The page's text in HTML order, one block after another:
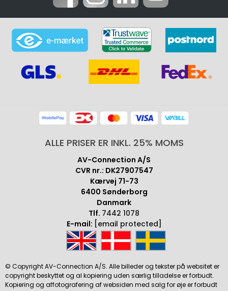
ALLE PRISER ER INKL. 25% MOMS
AV-Connection A/S
CVR nr.: DK27907547
Kærvej 71-73
6400 Sønderborg
Danmark
Tlf. 7442 1078
E-mail: [email protected]
© Copyright AV-Connection A/S. Alle billeder og tekster på websitet er
copyright beskyttet og al kopiering uden særlig tilladelse er forbudt.
Kopiering og affotografering af websiden med salg for øje er forbudt